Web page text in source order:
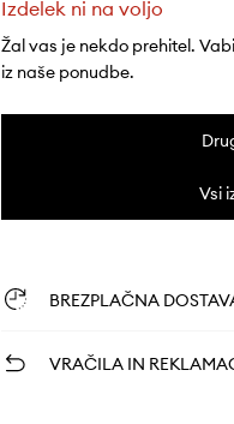
Izdelek ni na voljo
Žal vas je nekdo prehitel.
iz naše ponudbe.
Vsi
BREZPLAČNA
VRAČILA IN